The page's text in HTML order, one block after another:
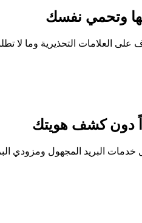
دون كشف هويتك
البريد المجهول ومزودي